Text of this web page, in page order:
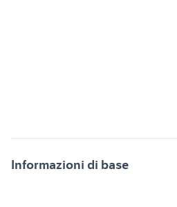
Informazioni di base